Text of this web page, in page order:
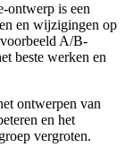
ontwerp is een
en wijzigingen op
A/B-
beste werken en
ontwerpen van
en het
vergroten.